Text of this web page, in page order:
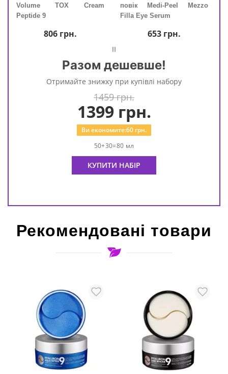
Volume TOX Cream
Peptide 9
806грн.
повік Medi-Peel Mezzo
Filla Eye Serum
653грн.
=
Разом дешевше!
Отримайте знижку при купівлі набору
1459 грн.
1399грн.
Ви економите:60 грн.
50+30=80 мл
КУПИТИ НАБІР
Рекомендовані товари